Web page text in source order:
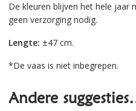
De kleuren blijven het hele jaar
geen verzorging nodig.
Lengte: ±47 cm.
*De vaas is niet inbegrepen.
Andere